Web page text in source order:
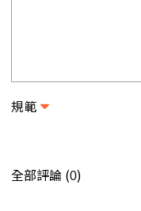
規範
全部評論 (0)